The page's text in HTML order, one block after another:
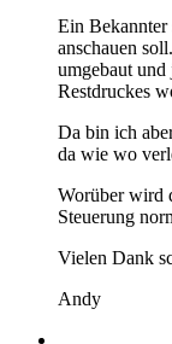
Ein Bekannter
anschauen
umgebaut und
Restdruckes
Da bin ich
da wie wo
Worüber wird
Steuerung
Vielen Dank
Andy